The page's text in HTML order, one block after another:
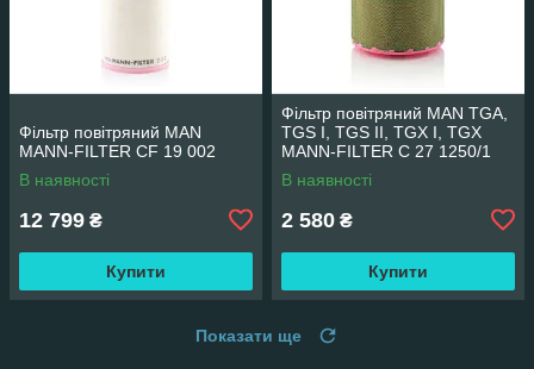
Фільтр повітряний MAN
MANN-FILTER CF 19 002
В наявності
12 799 ₴
Купити
Фільтр повітряний MAN TGA,
TGS I, TGS II, TGX I, TGX
MANN-FILTER C 27 1250/1
В наявності
2 580 ₴
Купити
Показати ще